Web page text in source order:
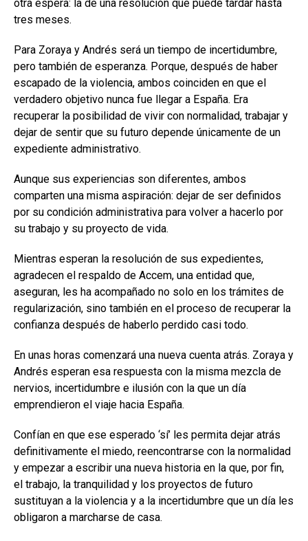
otra espera: la de una resolución que puede tardar hasta
tres meses.
Para Zoraya y Andrés será un tiempo de incertidumbre,
pero también de esperanza. Porque, después de haber
escapado de la violencia, ambos coinciden en que el
verdadero objetivo nunca fue llegar a España. Era
recuperar la posibilidad de vivir con normalidad, trabajar y
dejar de sentir que su futuro depende únicamente de un
expediente administrativo.
Aunque sus experiencias son diferentes, ambos
comparten una misma aspiración: dejar de ser definidos
por su condición administrativa para volver a hacerlo por
su trabajo y su proyecto de vida.
Mientras esperan la resolución de sus expedientes,
agradecen el respaldo de Accem, una entidad que,
aseguran, les ha acompañado no solo en los trámites de
regularización, sino también en el proceso de recuperar la
confianza después de haberlo perdido casi todo.
En unas horas comenzará una nueva cuenta atrás. Zoraya y
Andrés esperan esa respuesta con la misma mezcla de
nervios, incertidumbre e ilusión con la que un día
emprendieron el viaje hacia España.
Confían en que ese esperado ‘sí’ les permita dejar atrás
definitivamente el miedo, reencontrarse con la normalidad
y empezar a escribir una nueva historia en la que, por fin,
el trabajo, la tranquilidad y los proyectos de futuro
sustituyan a la violencia y a la incertidumbre que un día les
obligaron a marcharse de casa.